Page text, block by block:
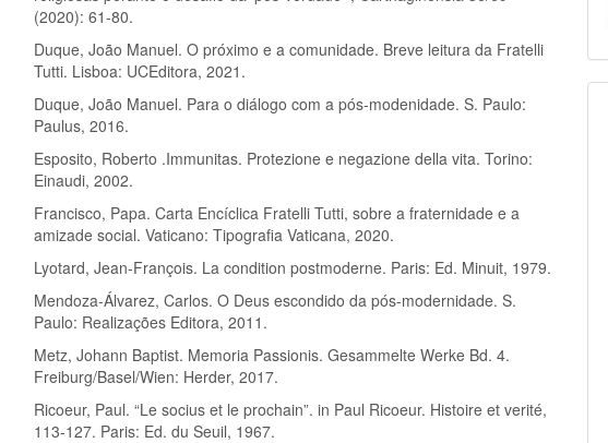
(2020): 61-80.
Duque, João Manuel. O próximo e a comunidade. Breve leitura da Fratelli
Tutti. Lisboa: UCEditora, 2021.
Duque, João Manuel. Para o diálogo com a pós-modenidade. S. Paulo:
Paulus, 2016.
Esposito, Roberto .Immunitas. Protezione e negazione della vita. Torino:
Einaudi, 2002.
Francisco, Papa. Carta Encíclica Fratelli Tutti, sobre a fraternidade e a
amizade social. Vaticano: Tipografia Vaticana, 2020.
Lyotard, Jean-François. La condition postmoderne. Paris: Ed. Minuit, 1979.
Mendoza-Álvarez, Carlos. O Deus escondido da pós-modernidade. S.
Paulo: Realizações Editora, 2011.
Metz, Johann Baptist. Memoria Passionis. Gesammelte Werke Bd. 4.
Freiburg/Basel/Wien: Herder, 2017.
Ricoeur, Paul. “Le socius et le prochain”. in Paul Ricoeur. Histoire et verité,
113-127. Paris: Ed. du Seuil, 1967.